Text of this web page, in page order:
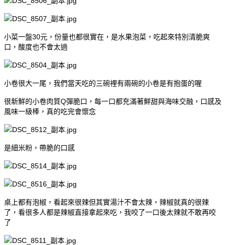
小菜一盤30元，份量也都很實在，是水果泡菜，吃起來特別清脆爽
口，酸度也不會太過
小卷很大一尾，我們當天吃的三碗裡有兩碗的小卷是有抱蛋的喔
很新鮮的小卷肉質Q彈脆口，每一口都充滿著鮮甜與海味交融，口感及
風味一級棒，真的吃完會懷念
是細米粉，帶脆的口感
桌上都有泡椒，看起來很辣但其實湯汁不會太辣，辣椒就真的很辣
了，看很多人都是辣椒直接拿起來吃，我咬了一口後太辣就不敢再咬
了